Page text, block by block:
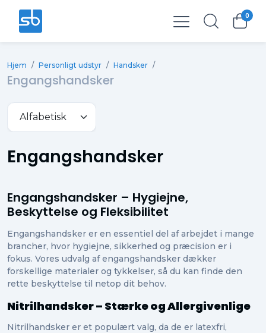
0
Total
Ekskl. moms
Hjem / Personligt udstyr / Handsker /
Engangshandsker
Engangshandsker
Engangshandsker – Hygiejne,
Beskyttelse og Fleksibilitet
Engangshandsker er en essentiel del af arbejdet i mange
brancher, hvor hygiejne, sikkerhed og præcision er i
fokus. Vores udvalg af engangshandsker dækker
forskellige materialer og tykkelser, så du kan finde den
rette beskyttelse til netop dit behov.
Nitrilhandsker – Stærke og Allergivenlige
Nitrilhandsker er et populært valg, da de er latexfri,